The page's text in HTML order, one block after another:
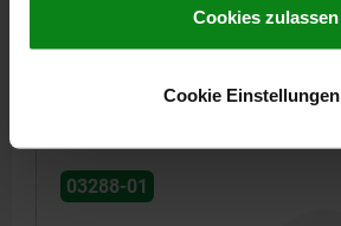
Datenschutz|AGB
Cookies zulassen
Cookie Einstellungen
03288-01-05X12
03288-01